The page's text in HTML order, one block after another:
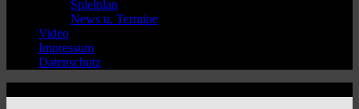
Spielplan
News u. Termine
Video
Impressum
Datenschutz